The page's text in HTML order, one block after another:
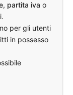
, partita iva o
per gli utenti
in possesso